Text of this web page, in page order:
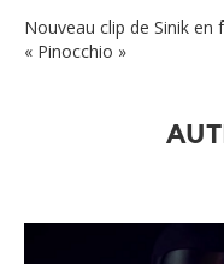
Nouveau clip de Sinik en
« Pinocchio »